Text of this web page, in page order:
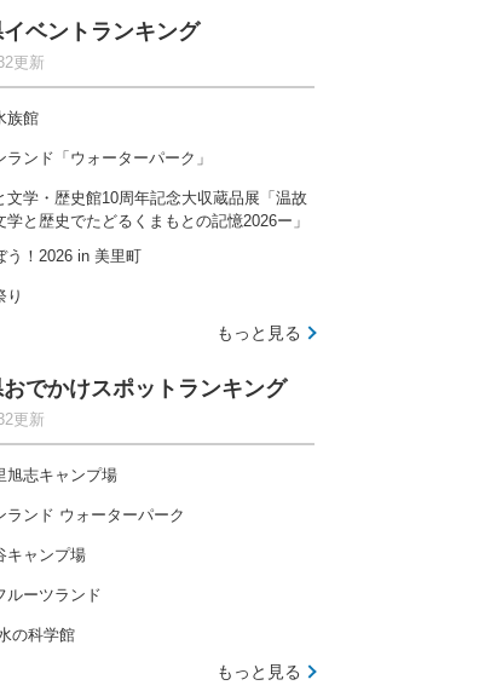
ベントランキング
更新
族館
ランド「ウォーターパーク」
文学・歴史館10周年記念大収蔵品展「温故
学と歴史でたどるくまもとの記憶2026ー」
う！2026 in 美里町
り
もっと見る
でかけスポットランキング
更新
旭志キャンプ場
ランド ウォーターパーク
キャンプ場
ルーツランド
の科学館
もっと見る